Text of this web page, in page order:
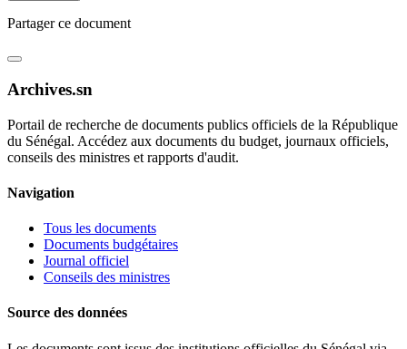
Partager ce document
Archives.sn
Portail de recherche de documents publics officiels de la République
du Sénégal. Accédez aux documents du budget, journaux officiels,
conseils des ministres et rapports d'audit.
Navigation
Tous les documents
Documents budgétaires
Journal officiel
Conseils des ministres
Source des données